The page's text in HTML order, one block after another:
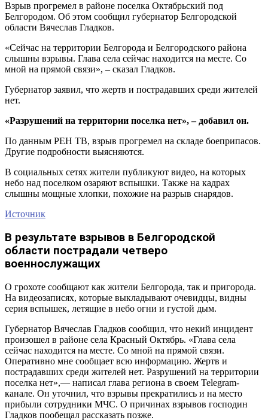
Взрыв прогремел в районе поселка Октябрьский под
Белгородом. Об этом сообщил губернатор Белгородской
области Вячеслав Гладков.
«Сейчас на территории Белгорода и Белгородского района
слышны взрывы. Глава села сейчас находится на месте. Со
мной на прямой связи», – сказал Гладков.
Губернатор заявил, что жертв и пострадавших среди жителей
нет.
«Разрушений на территории поселка нет», – добавил он.
По данным РЕН ТВ, взрыв прогремел на складе боеприпасов.
Другие подробности выясняются.
В социальных сетях жители публикуют видео, на которых
небо над поселком озаряют вспышки. Также на кадрах
слышны мощные хлопки, похожие на разрыв снарядов.
Источник
В результате взрывов в Белгородской
области пострадали четверо
военнослужащих
О грохоте сообщают как жители Белгорода, так и пригорода.
На видеозаписях, которые выкладывают очевидцы, видны
серия вспышек, летящие в небо огни и густой дым.
Губернатор Вячеслав Гладков сообщил, что некий инцидент
произошел в районе села Красный Октябрь. «Глава села
сейчас находится на месте. Со мной на прямой связи.
Оперативно мне сообщает всю информацию. Жертв и
пострадавших среди жителей нет. Разрушений на территории
поселка нет»,— написал глава региона в своем Telegram-
канале. Он уточнил, что взрывы прекратились и на место
прибыли сотрудники МЧС. О причинах взрывов господин
Гладков пообещал рассказать позже.